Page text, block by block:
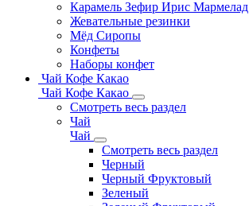
Карамель Зефир Ирис Мармелад
Жевательные резинки
Мёд Сиропы
Конфеты
Наборы конфет
Чай Кофе Какао
Чай Кофе Какао
Смотреть весь раздел
Чай
Чай
Смотреть весь раздел
Черный
Черный Фруктовый
Зеленый